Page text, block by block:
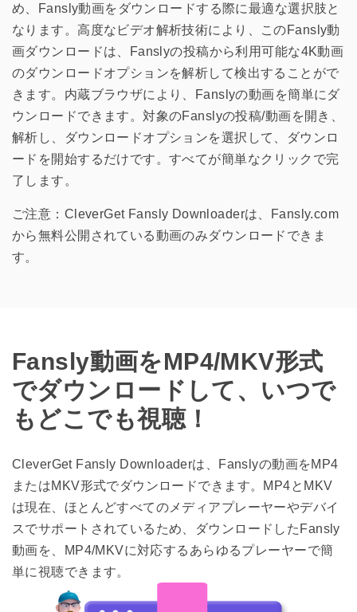
め、Fansly動画をダウンロードする際に最適な選択肢と
なります。高度なビデオ解析技術により、このFansly動
画ダウンロードは、Fanslyの投稿から利用可能な4K動画
のダウンロードオプションを解析して検出することがで
きます。内蔵ブラウザにより、Fanslyの動画を簡単にダ
ウンロードできます。対象のFanslyの投稿/動画を開き、
解析し、ダウンロードオプションを選択して、ダウンロ
ードを開始するだけです。すべてが簡単なクリックで完
了します。
ご注意：CleverGet Fansly Downloaderは、Fansly.com
から無料公開されている動画のみダウンロードできま
す。
Fansly動画をMP4/MKV形式
でダウンロードして、いつで
もどこでも視聴！
CleverGet Fansly Downloaderは、Fanslyの動画をMP4
またはMKV形式でダウンロードできます。MP4とMKV
は現在、ほとんどすべてのメディアプレーヤーやデバイ
スでサポートされているため、ダウンロードしたFansly
動画を、MP4/MKVに対応するあらゆるプレーヤーで簡
単に視聴できます。